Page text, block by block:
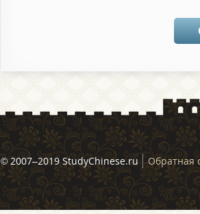
© 2007–2019 StudyChinese.ru Обратная